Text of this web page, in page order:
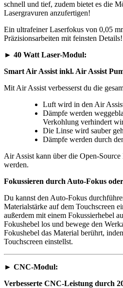
schnell und tief, zudem bietet es die
Lasergravuren anzufertigen!
Ein ultrafeiner Laserfokus von 0,05
Präzisionsarbeiten mit feinsten Details!
► 40 Watt Laser-Modul:
Smart Air Assist inkl. Air Assist
Mit Air Assist verbesserst du die
Luft wird in den Air
Dämpfe werden
Verkohlung verhindert
Die Linse wird sauber
Dämpfe werden durch
Air Assist kann über die Open-
werden.
Fokussieren durch Auto-Fokus
Du kannst den Auto-Fokus
Materialstärke auf dem Touchscreen
außerdem mit einem Fokussierhebel
Fokushebel los und bewege den
Fokushebel das Material berührt,
Touchscreen einstellst.
► CNC-Modul:
Verbesserte CNC-Leistung durch